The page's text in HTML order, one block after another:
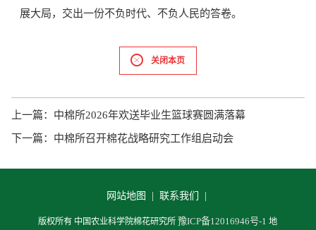
展大局，交出一份不负时代、不负人民的答卷。
关闭本页
上一篇： 中棉所2026年欢送毕业生篮球赛圆满落幕
下一篇： 中棉所召开棉花战略研究工作组启动会
网站地图 | 联系我们 |
版权所有 中国农业科学院棉花研究所豫ICP备12016946号-1 地